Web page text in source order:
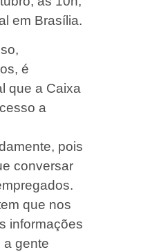
em Brasília.
é
que a Caixa
a
pois
conversar
que nos
informações
a gente